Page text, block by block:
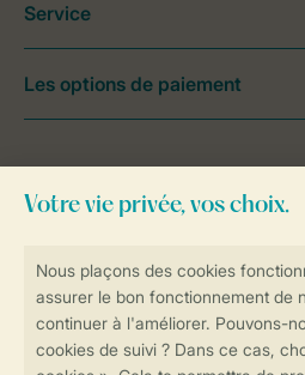
contactez notreContact Center.
Service
Les options de paiement